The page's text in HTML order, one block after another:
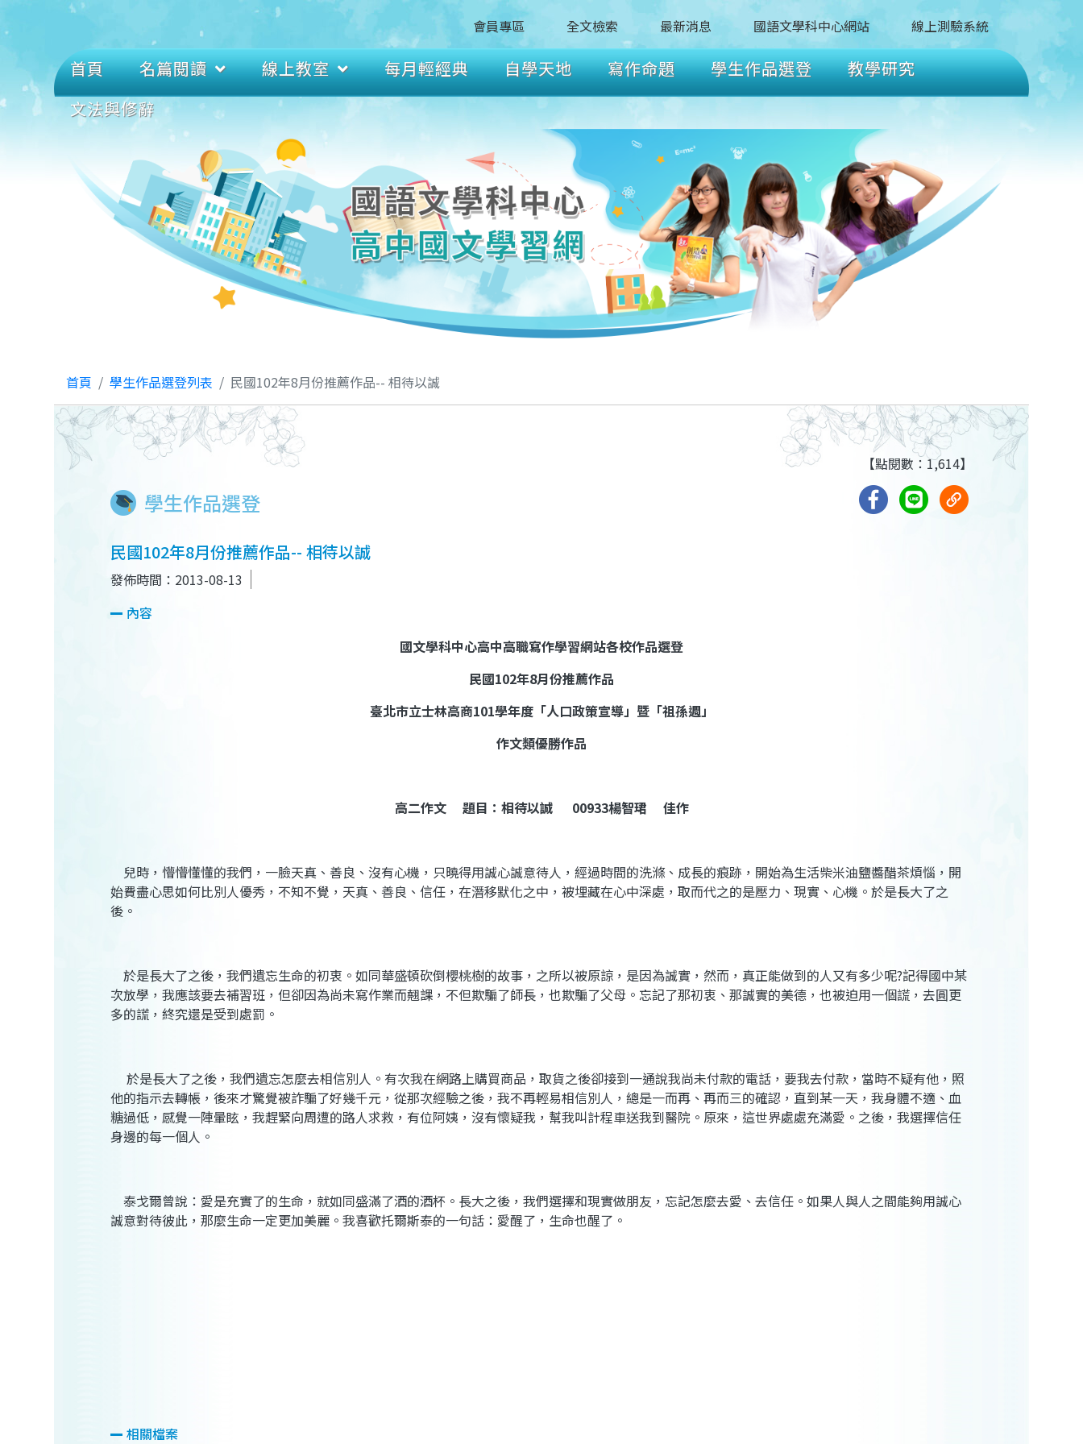
會員專區 全文檢索 最新消息 國語文學科中心網站 線上測驗系統
首頁 名篇閱讀 線上教室 每月輕經典 自學天地 寫作命題 學生作品選登
教學研究
文法與修辭
首頁 學生作品選登列表 民國102年8月份推薦作品-- 相待以誠
學生作品選登
【點閱數：1,614】
民國102年8月份推薦作品-- 相待以誠
發佈時間：2013-08-13
內容
國文學科中心高中高職寫作學習網站各校作品選登
民國102年8月份推薦作品
臺北市立士林高商101學年度「人口政策宣導」暨「祖孫週」
作文類優勝作品
高二作文 題目：相待以誠 00933楊智珺 佳作
兒時，懵懵懂懂的我們，一臉天真、善良、沒有心機，只曉得用誠心誠意待人，經過時間的洗滌、成長的痕跡，開始為生活柴米油鹽醬醋茶煩惱，開
始費盡心思如何比別人優秀，不知不覺，天真、善良、信任，在潛移默化之中，被埋藏在心中深處，取而代之的是壓力、現實、心機。於是長大了之
後。
於是長大了之後，我們遺忘生命的初衷。如同華盛頓砍倒櫻桃樹的故事，之所以被原諒，是因為誠實，然而，真正能做到的人又有多少呢?記得國中某
次放學，我應該要去補習班，但卻因為尚未寫作業而翹課，不但欺騙了師長，也欺騙了父母。忘記了那初衷、那誠實的美德，也被迫用一個謊，去圓更
多的謊，終究還是受到處罰。
於是長大了之後，我們遺忘怎麼去相信別人。有次我在網路上購買商品，取貨之後卻接到一通說我尚未付款的電話，要我去付款，當時不疑有他，照
他的指示去轉帳，後來才驚覺被詐騙了好幾千元，從那次經驗之後，我不再輕易相信別人，總是一而再、再而三的確認，直到某一天，我身體不適、血
糖過低，感覺一陣暈眩，我趕緊向周遭的路人求救，有位阿姨，沒有懷疑我，幫我叫計程車送我到醫院。原來，這世界處處充滿愛。之後，我選擇信任
身邊的每一個人。
泰戈爾曾說：愛是充實了的生命，就如同盛滿了酒的酒杯。長大之後，我們選擇和現實做朋友，忘記怎麼去愛、去信任。如果人與人之間能夠用誠心
誠意對待彼此，那麼生命一定更加美麗。我喜歡托爾斯泰的一句話：愛醒了，生命也醒了。
相關檔案